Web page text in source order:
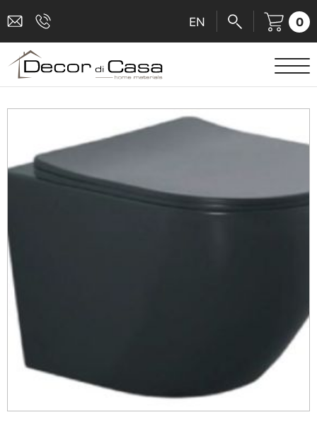
EN 0
ΕΙΔΗ ΥΓΙΕΙΝΗΣ
ΠΛΑΚΑΚΙΑ
ΚΟΥΖΙΝΑ
ΑΜΕΑ
ΕΠΙΠΛΑ ΜΠΑΝΙΟΥ
ΠΟΡΤΕΣ
ΤΖΑΚΙ